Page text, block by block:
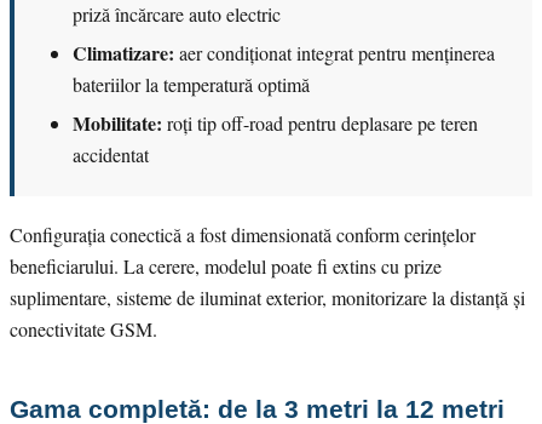
priză încărcare auto electric
Climatizare: aer condiționat integrat pentru menținerea
bateriilor la temperatură optimă
Mobilitate: roți tip off-road pentru deplasare pe teren
accidentat
Configurația conectică a fost dimensionată conform cerințelor
beneficiarului. La cerere, modelul poate fi extins cu prize
suplimentare, sisteme de iluminat exterior, monitorizare la distanță și
conectivitate GSM.
Gama completă: de la 3 metri la 12 metri